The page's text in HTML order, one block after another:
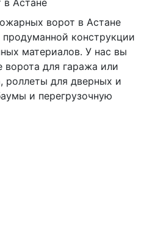
в Астане
ворот в Астане
продуманной конструкции
материалов. У нас вы
ворота для гаража или
роллеты для дверных и
и перегрузочную